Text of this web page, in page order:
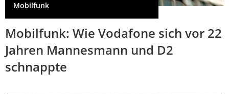
Mobilfunk
Mobilfunk: Wie Vodafone sich vor 22
Jahren Mannesmann und D2
schnappte